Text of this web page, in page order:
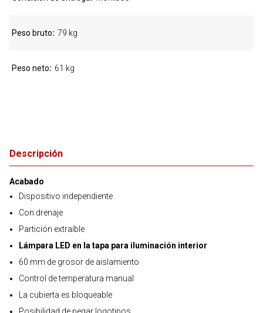
Descripción
Acabado
Dispositivo independiente
Con drenaje
Partición extraíble
Lámpara LED en la tapa para iluminación interior
60 mm de grosor de aislamiento
Control de temperatura manual
La cubierta es bloqueable
Peso bruto 79 kg
Peso neto 61 kg